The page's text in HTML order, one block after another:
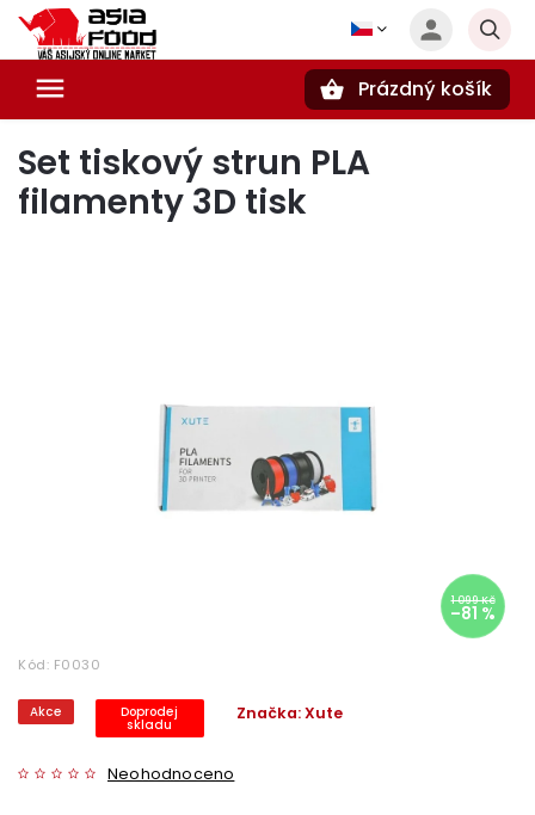
Prázdný košík
Set tiskový strun PLA
filamenty 3D tisk
1 099 Kč
–81 %
Kód: F0030
Akce Doprodej
skladu
Neohodnoceno
Značka:Xute